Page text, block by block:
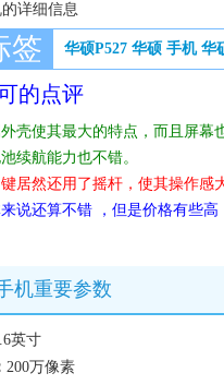
详细信息
签 华硕P527 华硕 手机 华
的点评
壳使其最大的特点，而且屏幕
续航能力也不错。
居然还用了摇杆，使其操作感
说还算不错 ，但是价格有些
机重要参数
英寸
200万像素